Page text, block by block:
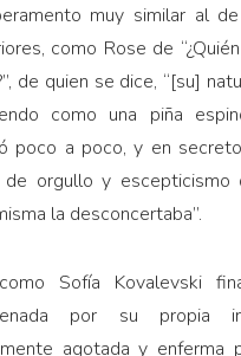
muy similar al
como Rose de
de quien se dice, “[su]
como una piña
poco a poco, y en
de orgullo y escepticismo
la desconcertaba”.
Sofía Kovalevski
por su propia
agotada y enferma